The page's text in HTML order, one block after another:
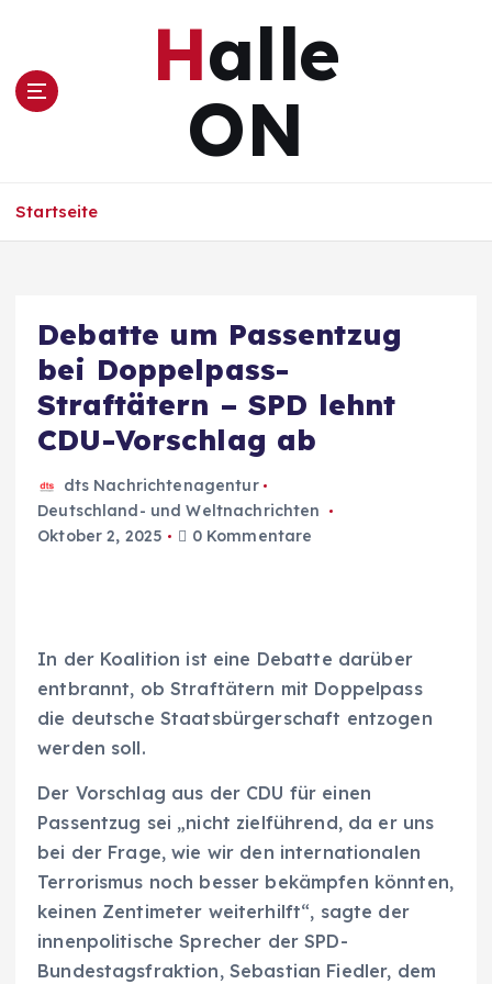
s
Halle
ON
Startseite
Debatte um Passentzug
bei Doppelpass-
Straftätern – SPD lehnt
CDU-Vorschlag ab
dts Nachrichtenagentur
Deutschland- und Weltnachrichten
Oktober 2, 2025
0 Kommentare
In der Koalition ist eine Debatte darüber
entbrannt, ob Straftätern mit Doppelpass
die deutsche Staatsbürgerschaft entzogen
werden soll.
Der Vorschlag aus der CDU für einen
Passentzug sei „nicht zielführend, da er uns
bei der Frage, wie wir den internationalen
Terrorismus noch besser bekämpfen könnten,
keinen Zentimeter weiterhilft“, sagte der
innenpolitische Sprecher der SPD-
Bundestagsfraktion, Sebastian Fiedler, dem